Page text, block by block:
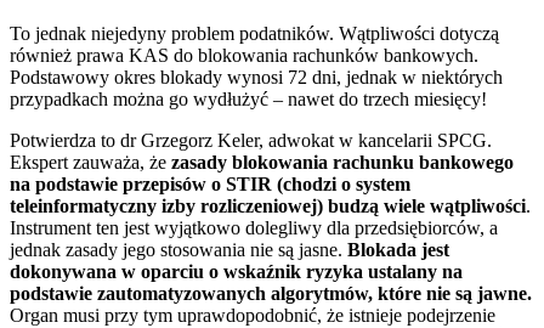
To jednak niejedyny problem podatników. Wątpliwości dotyczą
również prawa KAS do blokowania rachunków bankowych.
Podstawowy okres blokady wynosi 72 dni, jednak w niektórych
przypadkach można go wydłużyć – nawet do trzech miesięcy!
Potwierdza to dr Grzegorz Keler, adwokat w kancelarii SPCG.
Ekspert zauważa, że zasady blokowania rachunku bankowego
na podstawie przepisów o STIR (chodzi o system
teleinformatyczny izby rozliczeniowej) budzą wiele wątpliwości.
Instrument ten jest wyjątkowo dolegliwy dla przedsiębiorców, a
jednak zasady jego stosowania nie są jasne. Blokada jest
dokonywana w oparciu o wskaźnik ryzyka ustalany na
podstawie zautomatyzowanych algorytmów, które nie są jawne.
Organ musi przy tym uprawdopodobnić, że istnieje podejrzenie